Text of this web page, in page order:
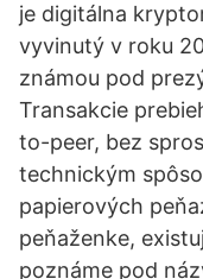
je digitálna
vyvinutý v roku
známou pod
Transakcie
to-peer, bez
technickým
papierových
peňaženke,
poznáme pod